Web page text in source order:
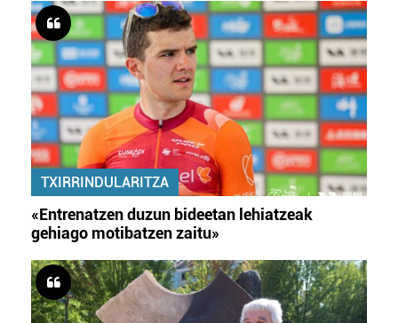
TXIRRINDULARITZA
«Entrenatzen duzun bideetan lehiatzeak
gehiago motibatzen zaitu»